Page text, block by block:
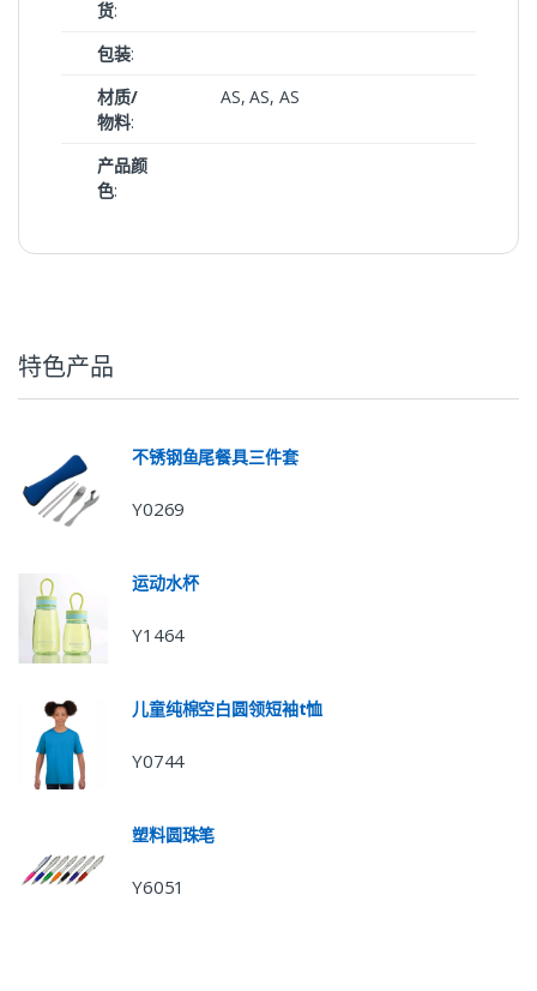
货:
包装:
材质/
物料:
AS, AS, AS
产品颜
色:
特色产品
不锈钢鱼尾餐具三件套
Y0269
运动水杯
Y1464
儿童纯棉空白圆领短袖t恤
Y0744
塑料圆珠笔
Y6051